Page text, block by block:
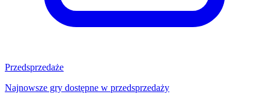
Przedsprzedaże
Najnowsze gry dostępne w przedsprzedaży